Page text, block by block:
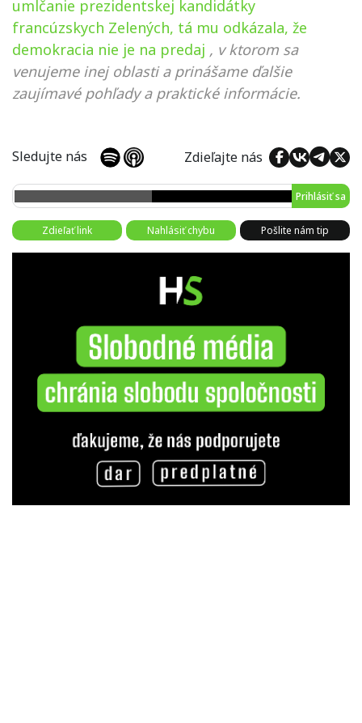
umlčanie prezidentskej kandidátky
francúzskych Zelených, tá mu odkázala, že
demokracia nie je na predaj , v ktorom sa
venujeme inej oblasti a prinášame ďalšie
zaujímavé pohľady a praktické informácie.
Sledujte nás Zdieľajte nás
Prihlásiť sa
Zdieľať link Nahlásiť chybu Pošlite nám tip